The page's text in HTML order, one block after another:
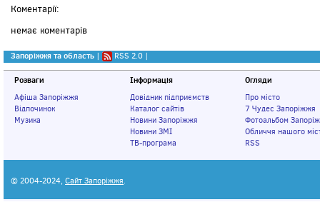
Коментарії:
немає коментарів
Запоріжжя та область | RSS 2.0 |
Розваги
Афіша Запоріжжя
Відпочинок
Музика
Інформація
Довідник підприємств
Каталог сайтів
Новини Запоріжжя
Новини ЗМІ
ТВ-програма
Огляди
Про місто
7 Чудес Запоріжжя
Фотоальбом
Обличчя нашого
RSS
© 2004-2024, Сайт Запоріжжя.